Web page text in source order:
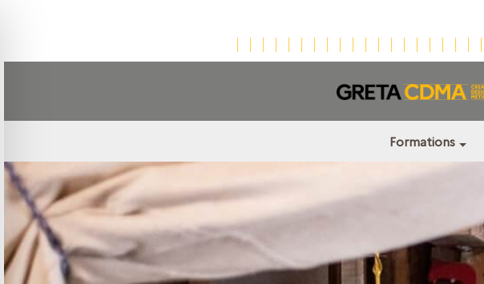
Formations